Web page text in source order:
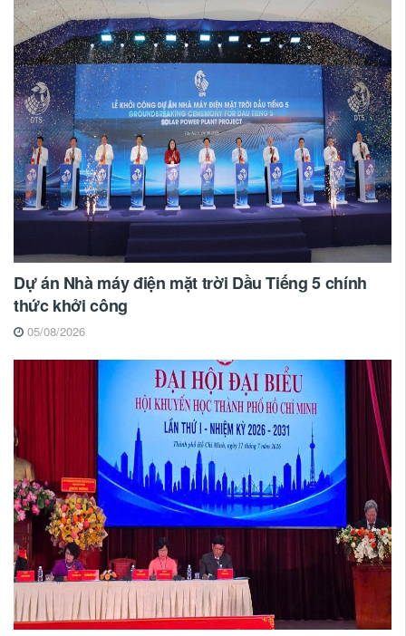
Dự án Nhà máy điện mặt trời Dầu Tiếng 5 chính
thức khởi công
05/08/2026